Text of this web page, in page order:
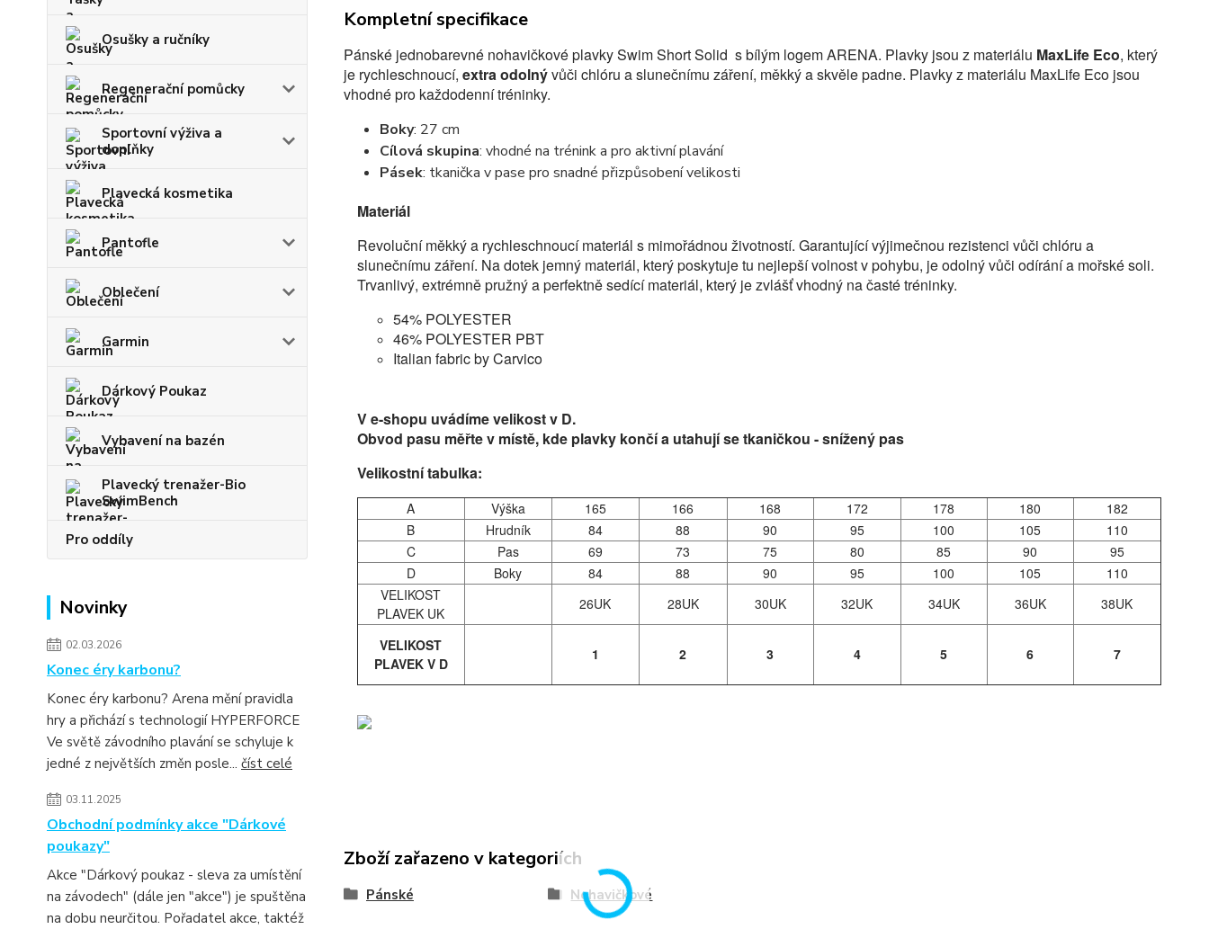
Osušky a ručníky
Regenerační pomůcky
Sportovní výživa a
doplňky
Plavecká kosmetika
Pantofle
Oblečení
Garmin
Dárkový Poukaz
Vybavení na bazén
Plavecký trenažer-Bio
SwimBench
Pro oddíly
Novinky
02.03.2026
Konec éry karbonu?
Konec éry karbonu? Arena mění pravidla
hry a přichází s technologií HYPERFORCE
Ve světě závodního plavání se schyluje k
jedné z největších změn posle... číst celé
03.11.2025
Obchodní podmínky akce "Dárkové
poukazy"
Akce "Dárkový poukaz - sleva za umístění
na závodech" (dále jen "akce") je spuštěna
na dobu neurčitou. Pořadatel akce, taktéž
Kompletní specifikace
Pánské jednobarevné nohavičkové plavky Swim Short Solid s bílým logem ARENA. Plavky jsou z materiálu MaxLife Eco, který
je rychleschnoucí, extra odolnývůči chlóru a slunečnímu záření, měkký a skvěle padne. Plavky z materiálu MaxLife Eco jsou
vhodné pro každodenní tréninky.
Boky: 27 cm
Cílová skupina: vhodné na trénink a pro aktivní plavání
Pásek: tkanička v pase pro snadné přizpůsobení velikosti
Materiál
Revoluční měkký a rychleschnoucí materiál s mimořádnou životností. Garantující výjimečnou rezistenci vůči chlóru a
slunečnímu záření. Na dotek jemný materiál, který poskytuje tu nejlepší volnost v pohybu, je odolný vůči odírání a mořské soli.
Trvanlivý, extrémně pružný a perfektně sedící materiál, který je zvlášť vhodný na časté tréninky.
54% POLYESTER
46% POLYESTER PBT
Italian fabric by Carvico
V e-shopu uvádíme velikost v D.
Obvod pasu měřte v místě, kde plavky končí a utahují se tkaničkou - snížený pas
Velikostní tabulka:
A Výška 165 166 168 172 178 180
182
B
Hrudník 84 88 90 95 100 105
110
C
Pas 69 73 75 80 85 90
95
D
Boky 84 88 90 95 100 105
110
VELIKOST
PLAVEK UK
26UK 28UK 30UK 32UK 34UK 36UK 38UK
VELIKOST
PLAVEK V D
1 2 3 4 5 6 7
Zboží zařazeno v kategoriích
Pánské Nohavičkové